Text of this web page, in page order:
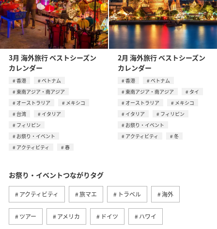
3月 海外旅行 ベストシーズン
カレンダー
香港
ベトナム
東南アジア・南アジア
オーストラリア
メキシコ
台湾
イタリア
フィリピン
お祭り・イベント
アクティビティ
春
2月 海外旅行 ベストシーズン
カレンダー
香港
ベトナム
東南アジア・南アジア
タイ
オーストラリア
メキシコ
イタリア
フィリピン
お祭り・イベント
アクティビティ
冬
お祭り・イベントつながりタグ
アクティビティ 旅マエ トラベル 海外
ツアー アメリカ ドイツ ハワイ